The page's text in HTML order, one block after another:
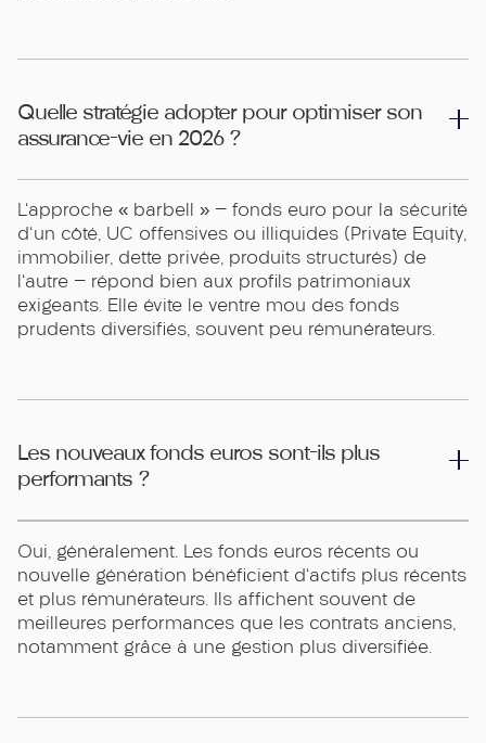
Quelle stratégie adopter pour optimiser son
assurance-vie en 2026 ?
L'approche « barbell » — fonds euro pour la sécurité
d'un côté, UC offensives ou illiquides (Private Equity,
immobilier, dette privée, produits structurés) de
l'autre — répond bien aux profils patrimoniaux
exigeants. Elle évite le ventre mou des fonds
prudents diversifiés, souvent peu rémunérateurs.
Les nouveaux fonds euros sont-ils plus
performants ?
Oui, généralement. Les fonds euros récents ou
nouvelle génération bénéficient d'actifs plus récents
et plus rémunérateurs. Ils affichent souvent de
meilleures performances que les contrats anciens,
notamment grâce à une gestion plus diversifiée.